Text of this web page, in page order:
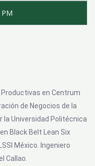
en Centrum
de Negocios de la
la Universidad Politécnica
Black Belt Lean Six
México. Ingeniero
Callao.